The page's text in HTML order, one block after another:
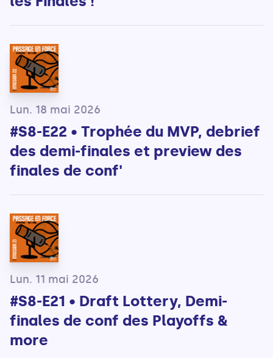
Lun. 18 mai 2026
#S8-E22 • Trophée du MVP, debrief
des demi-finales et preview des
finales de conf'
Lun. 11 mai 2026
#S8-E21 • Draft Lottery, Demi-
finales de conf des Playoffs &
more